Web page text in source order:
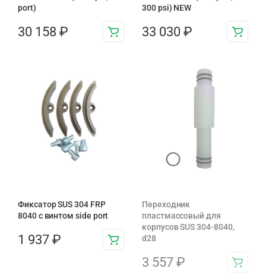
port)
30 158 ₽
300 psi) NEW
33 030 ₽
Фиксатор SUS 304 FRP
8040 с винтом side port
1 937 ₽
Переходник
пластмассовый для
корпусов SUS 304-8040,
d28
3 557 ₽